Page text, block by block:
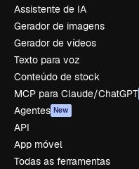
Assistente de IA
Gerador de imagens
Gerador de vídeos
Texto para voz
Conteúdo de stock
MCP para Claude/ChatGPT
Agentes New
API
App móvel
Todas as ferramentas